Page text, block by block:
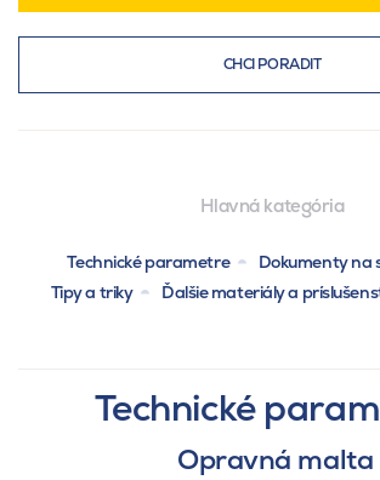
CHCI PORADIT
Hlavná kategória
Technické parametre
Dokumenty na
Tipy a triky
Ďalšie materiály a
Technické
Opravná